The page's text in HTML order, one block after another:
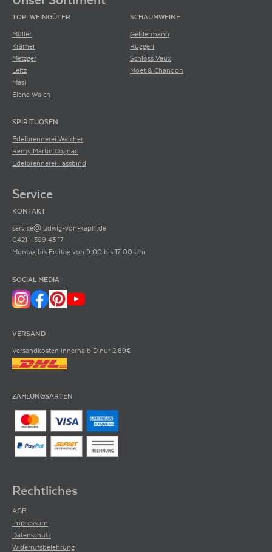
TOP-WEINGÜTER
Müller
Krämer
Metzger
Leitz
Masi
Elena Walch
SCHAUMWEINE
Geldermann
Ruggeri
Schloss Vaux
Moët & Chandon
SPIRITUOSEN
Edelbrennerei Walcher
Rémy Martin Cognac
Edelbrennerei Fassbind
Service
KONTAKT
service@ludwig-von-kapff.de
0421 - 399 43 17
Montag bis Freitag von 9:00 bis 17:00 Uhr
SOCIAL MEDIA
VERSAND
Versandkosten innerhalb D nur 2,89€
ZAHLUNGSARTEN
Rechtliches
AGB
Impressum
Datenschutz
Widerrufsbelehrung